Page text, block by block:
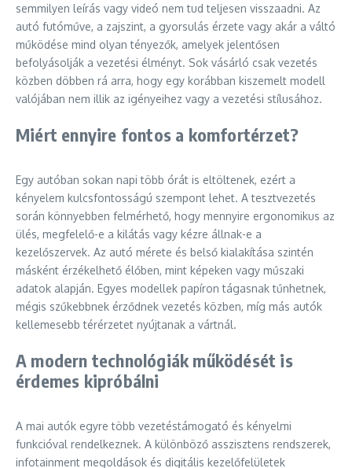
semmilyen leírás vagy videó nem tud teljesen visszaadni. Az
autó futóműve, a zajszint, a gyorsulás érzete vagy akár a váltó
működése mind olyan tényezők, amelyek jelentősen
befolyásolják a vezetési élményt. Sok vásárló csak vezetés
közben döbben rá arra, hogy egy korábban kiszemelt modell
valójában nem illik az igényeihez vagy a vezetési stílusához.
Miért ennyire fontos a komfortérzet?
Egy autóban sokan napi több órát is eltöltenek, ezért a
kényelem kulcsfontosságú szempont lehet. A tesztvezetés
során könnyebben felmérhető, hogy mennyire ergonomikus az
ülés, megfelelő-e a kilátás vagy kézre állnak-e a
kezelőszervek. Az autó mérete és belső kialakítása szintén
másként érzékelhető élőben, mint képeken vagy műszaki
adatok alapján. Egyes modellek papíron tágasnak tűnhetnek,
mégis szűkebbnek érződnek vezetés közben, míg más autók
kellemesebb térérzetet nyújtanak a vártnál.
A modern technológiák működését is
érdemes kipróbálni
A mai autók egyre több vezetéstámogató és kényelmi
funkcióval rendelkeznek. A különböző asszisztens rendszerek,
infotainment megoldások és digitális kezelőfelületek